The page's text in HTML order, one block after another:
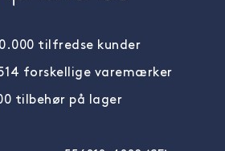
tilfredse kunder
forskellige varemærker
tilbehør på lager